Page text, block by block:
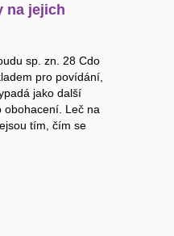
na jejich
sp. zn. 28 Cdo
pro povídání,
jako další
obohacení. Leč na
tím, čím se